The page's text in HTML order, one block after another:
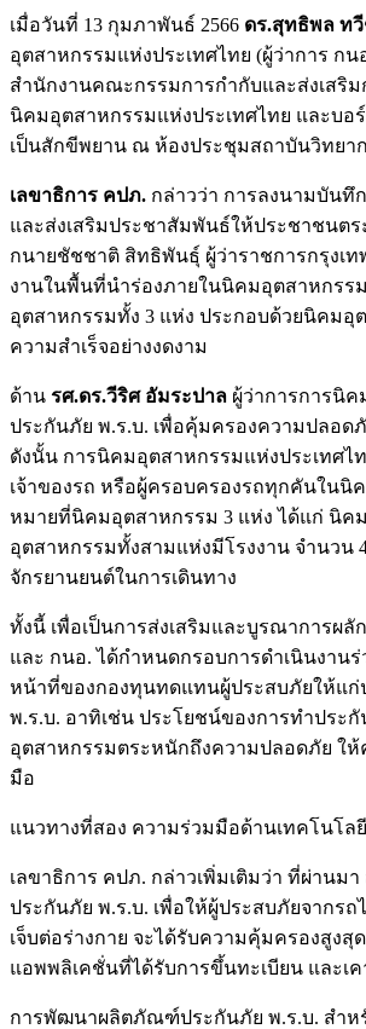
เมื่อวันที่ 13 กุมภาพันธ์ 2566 ดร.สุทธิพล ท
อุตสาหกรรมแห่งประเทศไทย (ผู้ว่าการ ก
สำนักงานคณะกรรมการกำกับและส่งเสริ
นิคมอุตสาหกรรมแห่งประเทศไทย และบ
เป็นสักขีพยาน ณ ห้องประชุมสถาบันวิทยา
เลขาธิการ คปภ. กล่าวว่า การลงนามบันทึ
และส่งเสริมประชาสัมพันธ์ให้ประชาชนต
กนายชัชชาติ สิทธิพันธุ์ ผู้ว่าราชการกรุงเ
งานในพื้นที่นำร่องภายในนิคมอุตสาหกรร
อุตสาหกรรมทั้ง 3 แห่ง ประกอบด้วยนิคม
ความสำเร็จอย่างงดงาม
ด้าน รศ.ดร.วีริศ อัมระปาล ผู้ว่าการการนิ
ประกันภัย พ.ร.บ. เพื่อคุ้มครองความปลอด
ดังนั้น การนิคมอุตสาหกรรมแห่งประเทศไ
เจ้าของรถ หรือผู้ครอบครองรถทุกคันในนิ
หมายที่นิคมอุตสาหกรรม 3 แห่ง ได้แก่ นิค
อุตสาหกรรมทั้งสามแห่งมีโรงงาน จำนวน
จักรยานยนต์ในการเดินทาง
ทั้งนี้ เพื่อเป็นการส่งเสริมและบูรณาการผ
และ กนอ. ได้กำหนดกรอบการดำเนินงาน
หน้าที่ของกองทุนทดแทนผู้ประสบภัยให้แ
พ.ร.บ. อาทิเช่น ประโยชน์ของการทำประ
อุตสาหกรรมตระหนักถึงความปลอดภัย ให้
มือ
แนวทางที่สอง ความร่วมมือด้านเทคโนโ
เลขาธิการ คปภ. กล่าวเพิ่มเติมว่า ที่ผ่านม
ประกันภัย พ.ร.บ. เพื่อให้ผู้ประสบภัยจากร
เจ็บต่อร่างกาย จะได้รับความคุ้มครองสูง
แอพพลิเคชั่นที่ได้รับการขึ้นทะเบียน และเ
การพัฒนาผลิตภัณฑ์ประกันภัย พ.ร.บ. สำหรั